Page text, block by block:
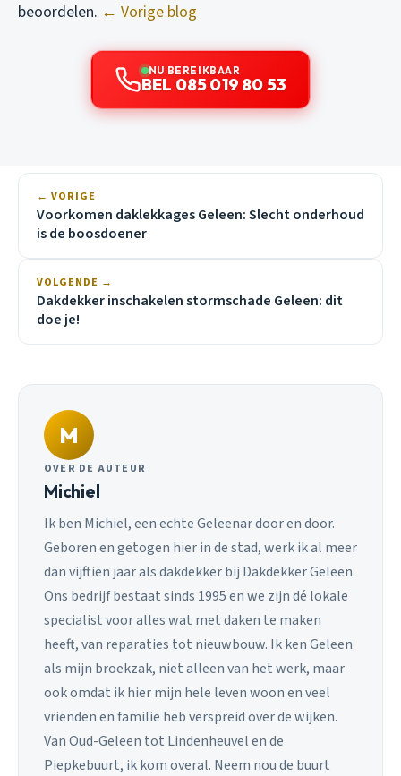
beoordelen. ← Vorige blog
NU BEREIKBAAR
BEL 085 019 80 53
← VORIGE
Voorkomen daklekkages Geleen: Slecht onderhoud
is de boosdoener
VOLGENDE →
Dakdekker inschakelen stormschade Geleen: dit
doe je!
M
OVER DE AUTEUR
Michiel
Ik ben Michiel, een echte Geleenar door en door.
Geboren en getogen hier in de stad, werk ik al meer
dan vijftien jaar als dakdekker bij Dakdekker Geleen.
Ons bedrijf bestaat sinds 1995 en we zijn dé lokale
specialist voor alles wat met daken te maken
heeft, van reparaties tot nieuwbouw. Ik ken Geleen
als mijn broekzak, niet alleen van het werk, maar
ook omdat ik hier mijn hele leven woon en veel
vrienden en familie heb verspreid over de wijken.
Van Oud-Geleen tot Lindenheuvel en de
Piepkebuurt, ik kom overal. Neem nou de buurt